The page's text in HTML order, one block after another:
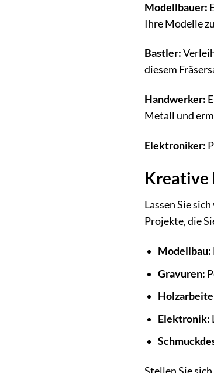
Modellbauer:
Ihre Modelle
Bastler:
diesem
Handwerker:
Metall und
Elektroniker:
Kreative
Lassen Sie
Projekte, die
Modellbau:
Gravuren:
Elektronik: